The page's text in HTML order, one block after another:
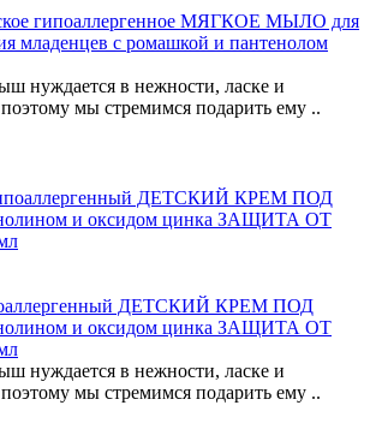
гипоаллергенное МЯГКОЕ МЫЛО для
младенцев с ромашкой и пантенолом
нуждается в нежности, ласке и
мы стремимся подарить ему ..
ДЕТСКИЙ КРЕМ ПОД
и оксидом цинка ЗАЩИТА ОТ
нуждается в нежности, ласке и
мы стремимся подарить ему ..